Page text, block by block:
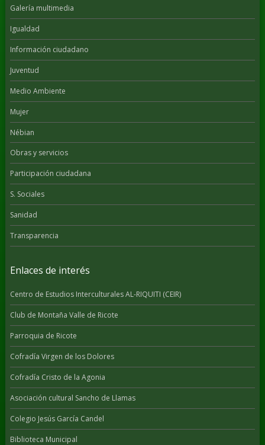
Galería multimedia
Igualdad
Información ciudadano
Juventud
Medio Ambiente
Mujer
Nébian
Obras y servicios
Participación ciudadana
S. Sociales
Sanidad
Transparencia
Enlaces de interés
Centro de Estudios Interculturales AL-RIQUITI (CEIR)
Club de Montaña Valle de Ricote
Parroquia de Ricote
Cofradía Virgen de los Dolores
Cofradía Cristo de la Agonia
Asociación cultural Sancho de Llamas
Colegio Jesús García Candel
Biblioteca Municipal